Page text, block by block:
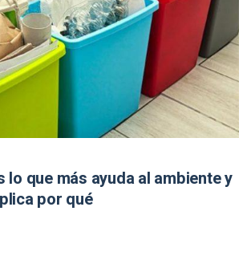
lo que más ayuda al ambiente y
por qué